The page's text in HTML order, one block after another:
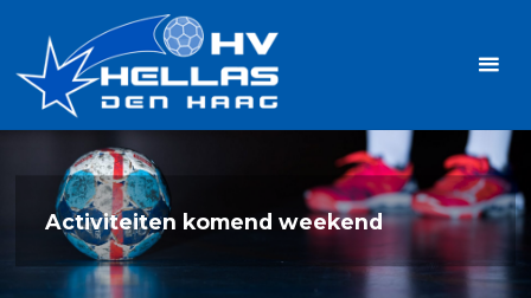
inhoud
Activiteiten komend weekend